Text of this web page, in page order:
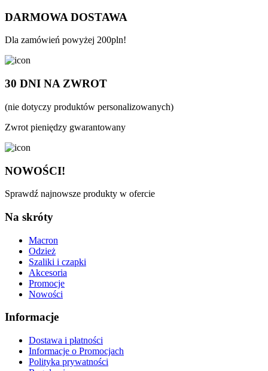
DARMOWA DOSTAWA
Dla zamówień powyżej 200pln!
30 DNI NA ZWROT
(nie dotyczy produktów personalizowanych)
Zwrot pieniędzy gwarantowany
NOWOŚCI!
Sprawdź najnowsze produkty w ofercie
Na skróty
Macron
Odzież
Szaliki i czapki
Akcesoria
Promocje
Nowości
Informacje
Dostawa i płatności
Informacje o Promocjach
Polityka prywatności